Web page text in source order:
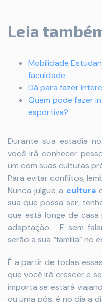
Leia
Mobilidade
faculdade
Dá para fazer
Quem pode fazer
esportiva?
Durante sua estadia
você irá conhecer
um com suas culturas
Para evitar conflitos,
Nunca julgue a cultura
sua que possa ser,
que está longe de
adaptação. E sem
serão a sua “família” no
É a partir de todas
que você irá crescer e
importa se estará
ou uma pós, é no dia a